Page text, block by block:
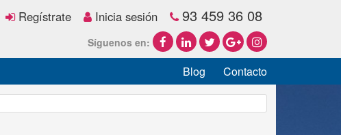
Regístrate Inicia sesión 93 459 36 08
Síguenos en:
Blog Contacto